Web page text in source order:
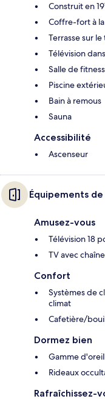
Construit en
Coffre-fort à
Terrasse sur
Télévision
Salle de fitness
Piscine
Bain à remous
Sauna
Accessibilité
Ascenseur
Équipements
Amusez-vous
Télévision 18
TV avec
Confort
Systèmes de
climat
Cafetière/
Dormez bien
Gamme
Rideaux
Rafraîchissez-